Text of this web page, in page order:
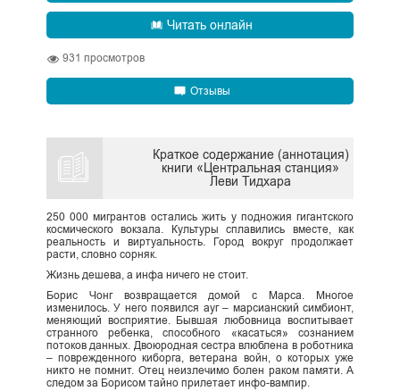
Читать онлайн
931 просмотров
Отзывы
Краткое содержание (аннотация)
книги «Центральная станция»
Леви Тидхара
250 000 мигрантов остались жить у подножия гигантского
космического вокзала. Культуры сплавились вместе, как
реальность и виртуальность. Город вокруг продолжает
расти, словно сорняк.
Жизнь дешева, а инфа ничего не стоит.
Борис Чонг возвращается домой с Марса. Многое
изменилось. У него появился ауг – марсианский симбионт,
меняющий восприятие. Бывшая любовница воспитывает
странного ребенка, способного «касаться» сознанием
потоков данных. Двоюродная сестра влюблена в роботника
– поврежденного киборга, ветерана войн, о которых уже
никто не помнит. Отец неизлечимо болен раком памяти. А
следом за Борисом тайно прилетает инфо-вампир.